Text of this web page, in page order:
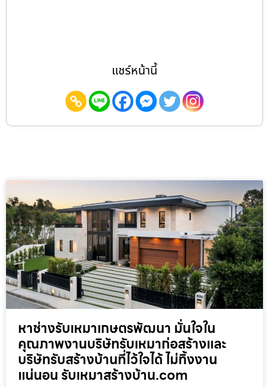
แชร์หน้านี้
หาช่างรับเหมาเกษตรพัฒนา มั่นใจใน
คุณภาพงานบริษัทรับเหมาก่อสร้างและ
บริษัทรับสร้างบ้านที่ไว้ใจได้ ไม่ทิ้งงาน
แน่นอน รับเหมาสร้างบ้าน.com